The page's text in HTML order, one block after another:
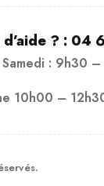
? : 04
: 9h30
10h00 –